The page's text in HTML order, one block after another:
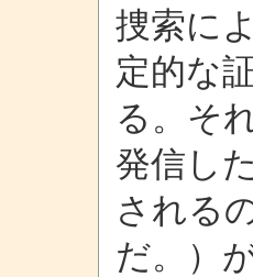
捜索に
定的な
る。そ
発信し
される
だ。）